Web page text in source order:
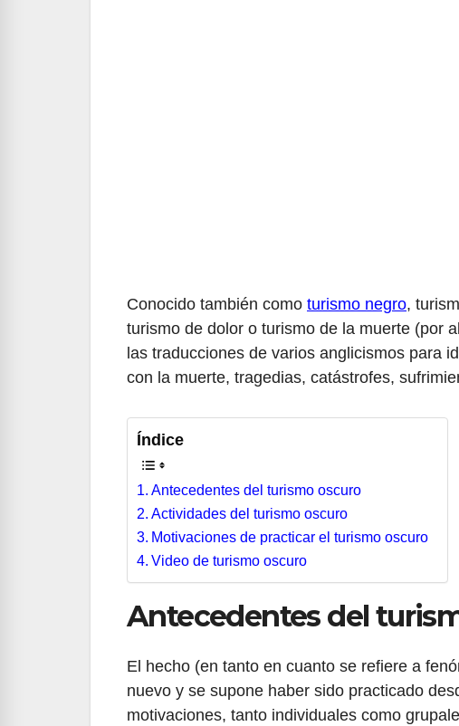
Conocido también como turismo negro,
turismo de dolor o turismo de la muerte (por
las traducciones de varios anglicismos para
con la muerte, tragedias, catástrofes,
Índice
Antecedentes del turismo oscuro
Actividades del turismo oscuro
Motivaciones de practicar el turismo oscuro
Video de turismo oscuro
Antecedentes del
El hecho (en tanto en cuanto se refiere a
nuevo y se supone haber sido practicado
motivaciones, tanto individuales como